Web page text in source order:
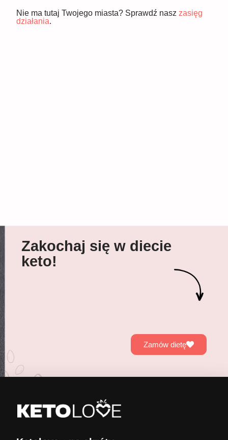
Nie ma tutaj Twojego miasta? Sprawdź nasz zasięg
działania.
Zakochaj się w diecie
keto!
Zamów dietę